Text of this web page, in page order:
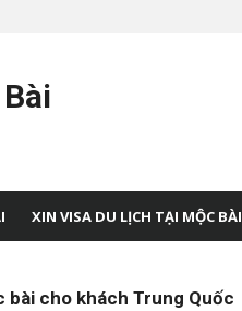
XIN VISA DU LỊCH TẠI MỘC BÀI
bài cho khách Trung Quốc